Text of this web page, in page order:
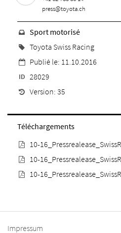
press@toyota.ch
Sport motorisé
Toyota Swiss Racing
Publié le: 11.10.2016
ID 28029
Version: 35
Téléchargements
10-
10-
10-
Impressum